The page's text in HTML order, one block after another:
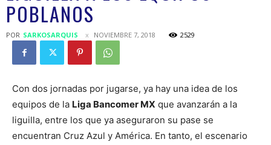
POBLANOS
POR SARKOSARQUIS NOVIEMBRE 7, 2018 2529
Con dos jornadas por jugarse, ya hay una idea de los
equipos de la Liga Bancomer MX que avanzarán a la
liguilla, entre los que ya aseguraron su pase se
encuentran Cruz Azul y América. En tanto, el escenario